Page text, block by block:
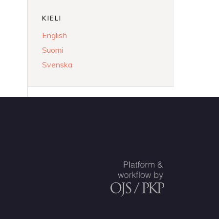
KIELI
English
Suomi
Svenska